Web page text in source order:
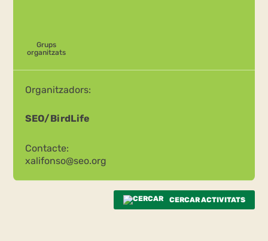
Grups
organitzats
Organitzadors:
SEO/BirdLife
Contacte:
xalifonso@seo.org
CERCAR ACTIVITATS